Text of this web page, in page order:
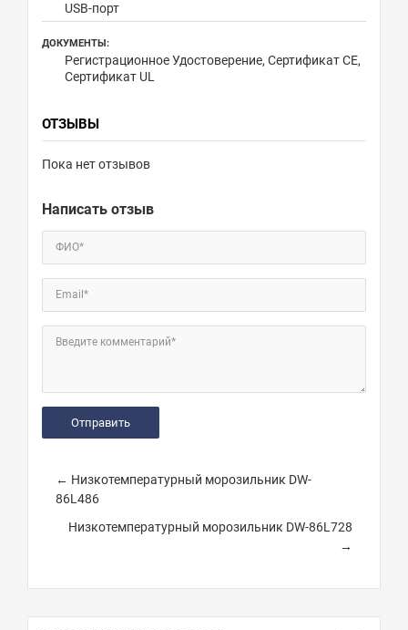
USB-порт
ДОКУМЕНТЫ:
Регистрационное Удостоверение, Сертификат CE,
Сертификат UL
ОТЗЫВЫ
Пока нет отзывов
Написать отзыв
ФИО*
Email*
Введите комментарий*
← Низкотемпературный морозильник DW-
86L486
Низкотемпературный морозильник DW-86L728
→